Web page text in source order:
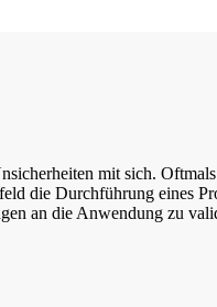
mit sich.
die Durchführung eines
an die Anwendung zu